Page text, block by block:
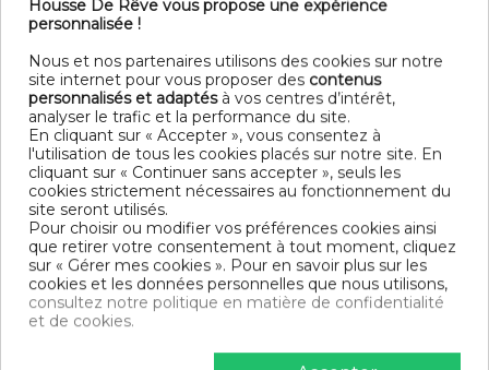
DÉTAIL
125 gr/m²
Couleur : Uni
Entretien : Lavable à 40° C avec des couleurs similaires -
Sèche linge possible
Finition : Nouettes
Modèle : Lie de vin
Tissage ultra serré 74 fils /cm²
1 Cache sommier 100% gaze de coton 90x190 cm
DESCRIPTIF TECHNIQUE
Certification Oeko-Tex®
Housse De Rêve vous propose une expérience
personnalisée !
Nous et nos partenaires utilisons des cookies sur notre
site internet pour vous proposer des contenus
personnalisés et adaptésà vos centres d’intérêt,
analyser le trafic et la performance du site.
En cliquant sur « Accepter », vous consentez à
l'utilisation de tous les cookies placés sur notre site. En
cliquant sur « Continuer sans accepter », seuls les
cookies strictement nécessaires au fonctionnement du
site seront utilisés.
Pour choisir ou modifier vos préférences cookies ainsi
que retirer votre consentement à tout moment, cliquez
sur « Gérer mes cookies ». Pour en savoir plus sur les
cookies et les données personnelles que nous utilisons,
consultez notre politique en matière de confidentialité
et de cookies.